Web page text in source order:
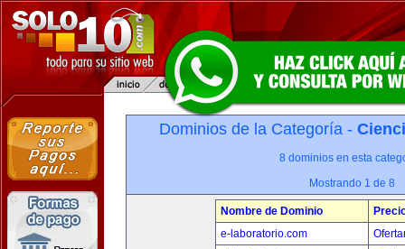
Dominios de la Categoría -
8 dominios en esta
Mostrando 1 de 8
Nombre de Dominio
e-laboratorio.com